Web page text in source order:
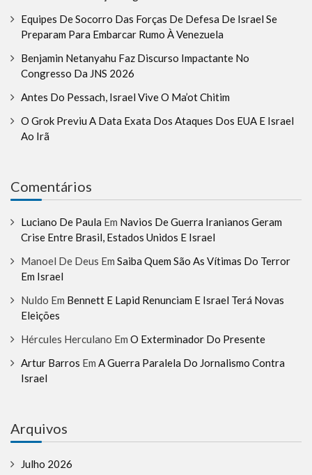
Equipes De Socorro Das Forças De Defesa De Israel Se
Preparam Para Embarcar Rumo À Venezuela
Benjamin Netanyahu Faz Discurso Impactante No
Congresso Da JNS 2026
Antes Do Pessach, Israel Vive O Ma’ot Chitim
O Grok Previu A Data Exata Dos Ataques Dos EUA E Israel
Ao Irã
Comentários
Luciano De Paula Em Navios De Guerra Iranianos Geram
Crise Entre Brasil, Estados Unidos E Israel
Manoel De Deus Em Saiba Quem São As Vítimas Do Terror
Em Israel
Nuldo Em Bennett E Lapid Renunciam E Israel Terá Novas
Eleições
Hércules Herculano Em O Exterminador Do Presente
Artur Barros Em A Guerra Paralela Do Jornalismo Contra
Israel
Arquivos
Julho 2026